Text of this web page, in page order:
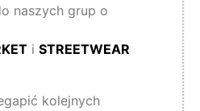
naszych grup o
i STREETWEAR
kolejnych